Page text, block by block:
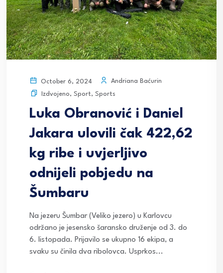
October 6, 2024
Andriana Baćurin
Izdvojeno, Sport, Sports
Luka Obranović i Daniel
Jakara ulovili čak 422,62
kg ribe i uvjerljivo
odnijeli pobjedu na
Šumbaru
Na jezeru Šumbar (Veliko jezero) u Karlovcu
održano je jesensko šaransko druženje od 3. do
6. listopada. Prijavilo se ukupno 16 ekipa, a
svaku su činila dva ribolovca. Usprkos...